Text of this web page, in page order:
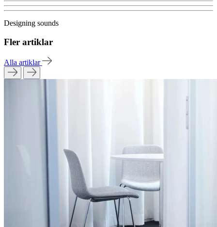
Designing sounds
Fler artiklar
Alla artiklar